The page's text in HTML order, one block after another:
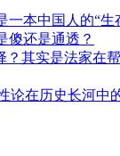
一本中国人的“生
傻还是通透？
？其实是法家在
论在历史长河中